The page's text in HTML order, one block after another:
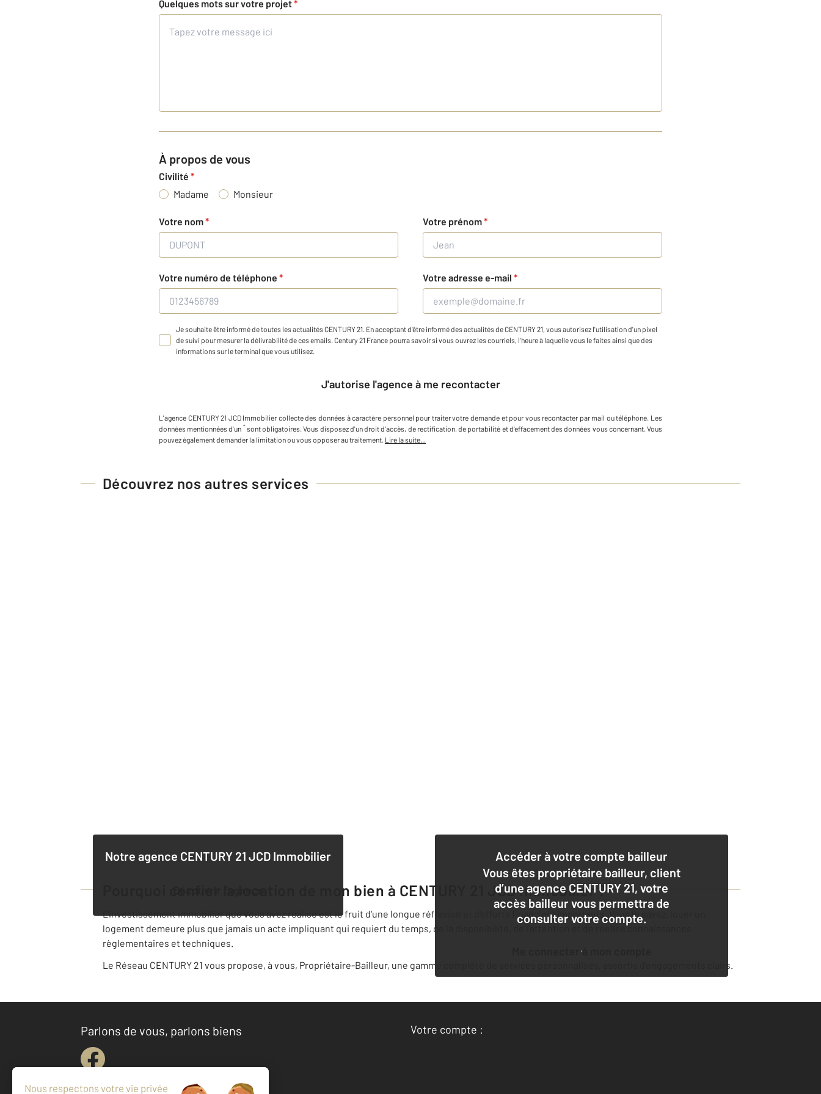
Quelques mots sur votre projet*
À propos de vous
Civilité *
Madame
Monsieur
Votre nom* Votre prénom*
Votre numéro de téléphone * Votre adresse e-mail *
Je souhaite être informé de toutes les actualités CENTURY 21. En acceptant d'être informé des actualités de CENTURY 21, vous autorisez l'utilisation d'un pixel
de suivi pour mesurer la délivrabilité de ces emails. Century 21 France pourra savoir si vous ouvrez les courriels, l'heure à laquelle vous le faites ainsi que des
informations sur le terminal que vous utilisez.
J'autorise l'agence à me recontacter
L'agence CENTURY 21 JCD Immobilier collecte des données à caractère personnel pour traiter votre demande et pour vous recontacter par mail ou téléphone Les
données mentionnées d'un * sont obligatoires. Vous disposez d'un droit d'accès, de rectification, de portabilité et d'effacement des données vous concernant. Vous
pouvez également demander la limitation ou vous opposer au traitement. Lire la suite...
Découvrez nos autres services
Notre agence CENTURY 21 JCD Immobilier
Accéder à votre compte bailleur
Vous êtes propriétaire bailleur, client
d’une agence CENTURY 21, votre
accès bailleur vous permettra de
consulter votre compte.
Me connecter à mon compte
Pourquoi confier la location de mon bien à CENTURY 21 JCD Immobilier?
L'investissement immobilier que vous avez réalisé est le fruit d'une longue réflexion et d'efforts financiers importants. Vous le savez, louer un
logement demeure plus que jamais un acte impliquant qui requiert du temps, de la disponibilité, de l'attention et de réelles connaissances
règlementaires et techniques.
Le Réseau CENTURY 21 vous propose, à vous, Propriétaire-Bailleur, une gamme complète de services personnalisés, assortis d'engagements clairs.
Parlons de vous, parlons biens
Votre compte :
Accéder à mon compte